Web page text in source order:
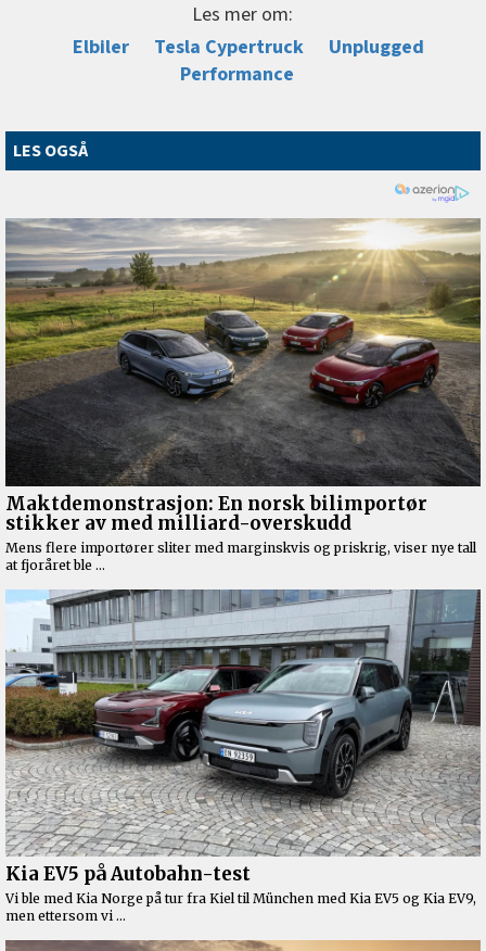
Les mer om:
Elbiler
Tesla Cypertruck
Unplugged
Performance
LES OGSÅ